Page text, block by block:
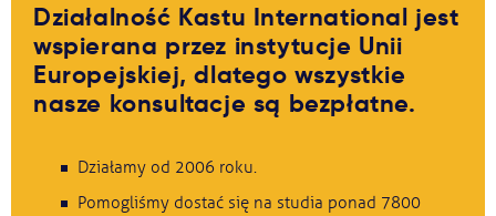
Działalność Kastu International jest
wspierana przez instytucje Unii
Europejskiej, dlatego wszystkie
nasze konsultacje są bezpłatne.
Działamy od 2006 roku.
Pomogliśmy dostać się na studia ponad 7800